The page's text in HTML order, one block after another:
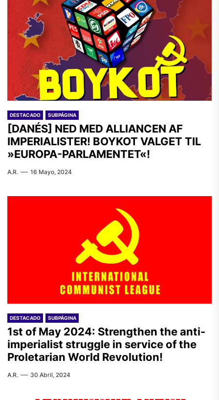
DESTACADO SUBPÁGINA
[DANÉS] NED MED ALLIANCEN AF
IMPERIALISTER! BOYKOT VALGET TIL
»EUROPA-PARLAMENTET«!
A.R. 16 Mayo, 2024
DESTACADO SUBPÁGINA
1st of May 2024: Strengthen the anti-
imperialist struggle in service of the
Proletarian World Revolution!
A.R. 30 Abril, 2024